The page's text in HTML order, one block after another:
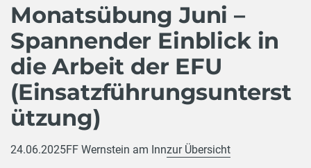
Monatsübung Juni –
Spannender Einblick in
die Arbeit der EFU
(Einsatzführungsunterst
ützung)
24.06.2025FF Wernstein am Innzur Übersicht